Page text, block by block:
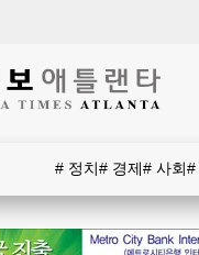
# 정치# 경제# 사회#